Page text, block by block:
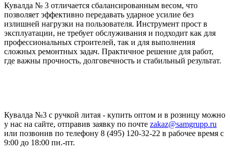
Кувалда № 3 отличается сбалансированным весом, что
позволяет эффективно передавать ударное усилие без
излишней нагрузки на пользователя. Инструмент прост в
эксплуатации, не требует обслуживания и подходит как для
профессиональных строителей, так и для выполнения
сложных ремонтных задач. Практичное решение для работ,
где важны прочность, долговечность и стабильный результат.
Кувалда №3 с ручкой литая - купить оптом и в розницу можно
у нас на сайте, отправив заявку по почте zakaz@samgrupp.ru
или позвонив по телефону 8 (495) 120-32-22 в рабочее время с
9:00 до 18:00 пн.-пт.